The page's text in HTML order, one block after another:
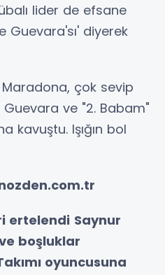
lider de efsane
Guevara'sı' diyerek
Maradona, çok sevip
Guevara ve "2. Babam"
kavuştu. Işığın bol
ertelendi Saynur
boşluklar
oyuncusuna